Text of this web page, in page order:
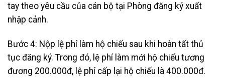
tay theo yêu cầu của cán bộ tại Phòng đăng ký xuất
nhập cảnh.
Bước 4: Nộp lệ phí làm hộ chiếu sau khi hoàn tất thủ
tục đăng ký. Trong đó, lệ phí làm mới hộ chiếu tương
đương 200.000đ, lệ phí cấp lại hộ chiếu là 400.000đ.